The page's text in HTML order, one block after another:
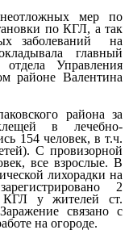
мер по
по КГЛ, а так
заболеваний на
главный
отдела Управления
районе Валентина
района за
в лечебно-
154 человек, в т.ч.
С провизорной
все взрослые. В
лихорадки на
2
КГЛ у жителей ст.
связано с
на огороде.